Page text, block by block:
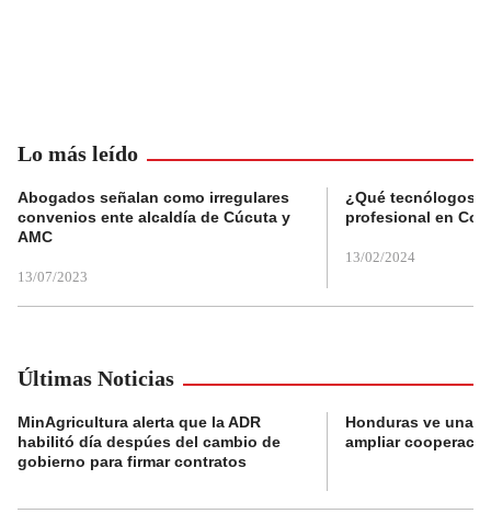
Lo más leído
Abogados señalan como irregulares
convenios ente alcaldía de Cúcuta y
AMC
13/07/2023
¿Qué tecnólogos
profesional en
13/02/2024
Últimas Noticias
MinAgricultura alerta que la ADR
habilitó día despúes del cambio de
gobierno para firmar contratos
Honduras ve una
ampliar